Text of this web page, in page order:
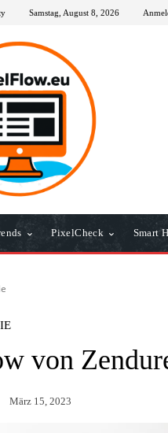
Samstag, August 8, 2026
PixelCheck Smart
von
März 15, 2023